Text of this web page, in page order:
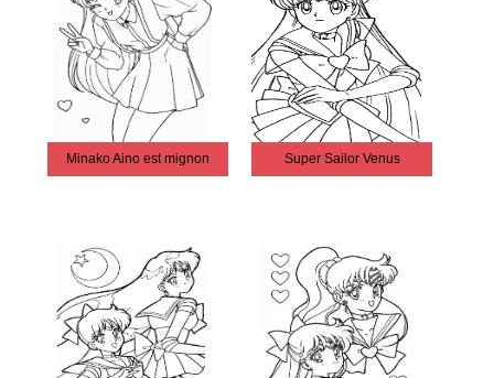
Minako Aino est mignon Super Sailor Venus